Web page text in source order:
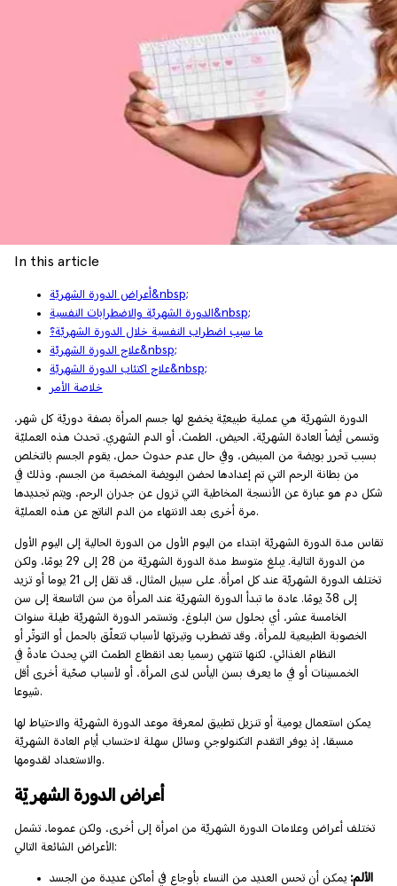
In this article
أعراض الدورة الشهريّة&nbsp;
الدورة الشهريّة والاضطرابات النفسية&nbsp;
ما سبب اضطراب النفسية خلال الدورة الشهريّة؟
علاج الدورة الشهريّة&nbsp;
علاج اكتئاب الدورة الشهريّة&nbsp;
خلاصة الأمر
الدورة الشهريّة هي عملية طبيعيّة يخضع لها جسم المرأة بصفة دوريّة كل شهر،
وتسمى أيضاً العادة الشهريّة، الحيض، الطمث، أو الدم الشهري. تحدث هذه العمليّة
بسبب تحرر بويضة من المبيض، وفي حال عدم حدوث حمل، يقوم الجسم بالتخلص
من بطانة الرحم التي تم إعدادها لحضن البويضة المخصبة من الجسم، وذلك في
شكل دم هو عبارة عن الأنسجة المخاطية التي تزول عن جدران الرحم، ويتم تجديدها
مرة أخرى بعد الانتهاء من الدم الناتج عن هذه العمليّة.
تقاس مدة الدورة الشهريّة ابتداء من اليوم الأول من الدورة الحالية إلى اليوم الأول
من الدورة التالية. يبلغ متوسط مدة الدورة الشهريّة من 28 إلى 29 يومًا، ولكن
تختلف الدورة الشهريّة عند كل امرأة. على سبيل المثال، قد تقل إلى 21 يوما أو تزيد
إلى 38 يومًا. عادة ما تبدأ الدورة الشهريّة عند المرأة من سن التاسعة إلى سن
الخامسة عشر، أي بحلول سن البلوغ، وتستمر الدورة الشهريّة طيلة سنوات
الخصوبة الطبيعية للمرأة، وقد تضطرب وتيرتها لأسباب تتعلّق بالحمل أو التوتّر أو
النظام الغذائي، لكنها تنتهي رسميا بعد انقطاع الطمث التي يحدث عادةً في
الخمسينات أو في ما يعرف بسن اليأس لدى المرأة، أو لأسباب صحّية أخرى أقل
شيوعا.
يمكن استعمال يومية أو تنزيل تطبيق لمعرفة موعد الدورة الشهريّة والاحتياط لها
مسبقا، إذ يوفر التقدم التكنولوجي وسائل سهلة لاحتساب أيام العادة الشهريّة
والاستعداد لقدومها.
تختلف أعراض وعلامات الدورة الشهريّة من امرأة إلى أخرى، ولكن عموما، تشمل
الأعراض الشائعة التالي:
الألم: يمكن أن تحس العديد من النساء بأوجاع في أماكن عديدة من الجسد